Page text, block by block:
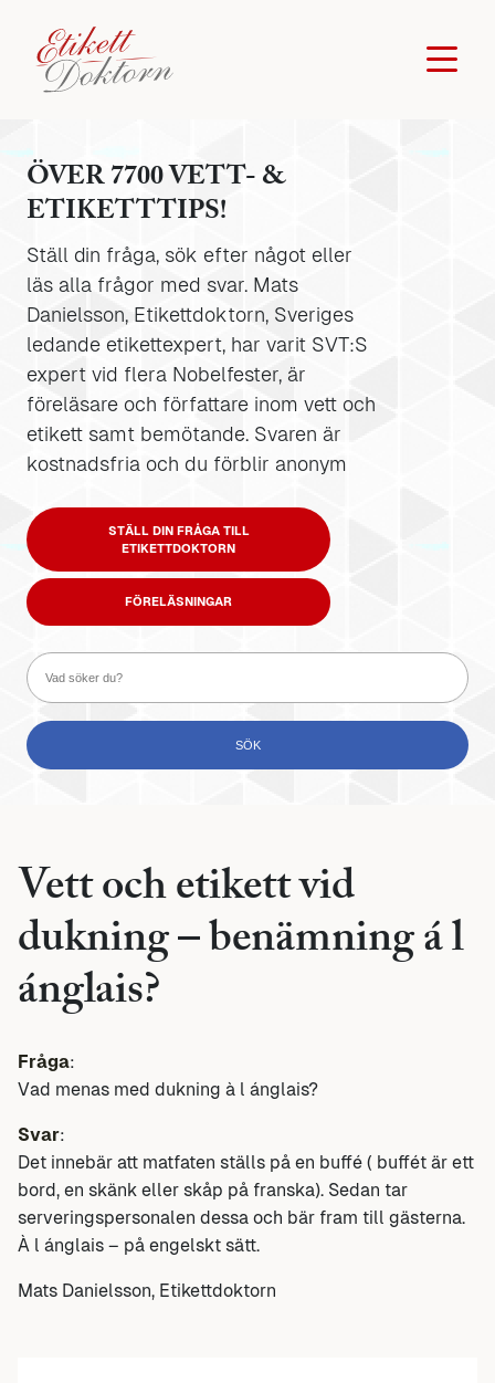
ÖVER 7700 VETT- &
ETIKETTTIPS!
Ställ din fråga, sök efter något eller
läs alla frågor med svar. Mats
Danielsson, Etikettdoktorn, Sveriges
ledande etikettexpert, har varit SVT:S
expert vid flera Nobelfester, är
föreläsare och författare inom vett och
etikett samt bemötande. Svaren är
kostnadsfria och du förblir anonym
STÄLL DIN FRÅGA TILL
ETIKETTDOKTORN
FÖRELÄSNINGAR
Vett och etikett vid
dukning – benämning á l
ánglais?
Fråga:
Vad menas med dukning à l ánglais?
Svar:
Det innebär att matfaten ställs på en buffé ( buffét är ett
bord, en skänk eller skåp på franska). Sedan tar
serveringspersonalen dessa och bär fram till gästerna.
À l ánglais – på engelskt sätt.
Mats Danielsson, Etikettdoktorn